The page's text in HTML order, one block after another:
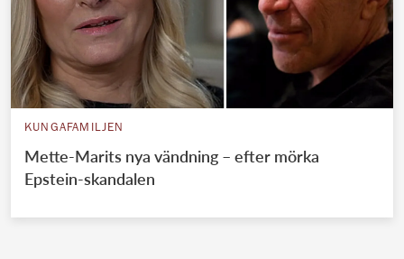
KUNGAFAMILJEN
Mette-Marits nya vändning – efter mörka
Epstein-skandalen